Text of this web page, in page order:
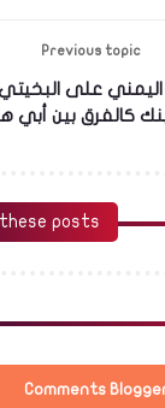
Previous topic
اليمني على
كالفرق بين أبي
these posts
Comments